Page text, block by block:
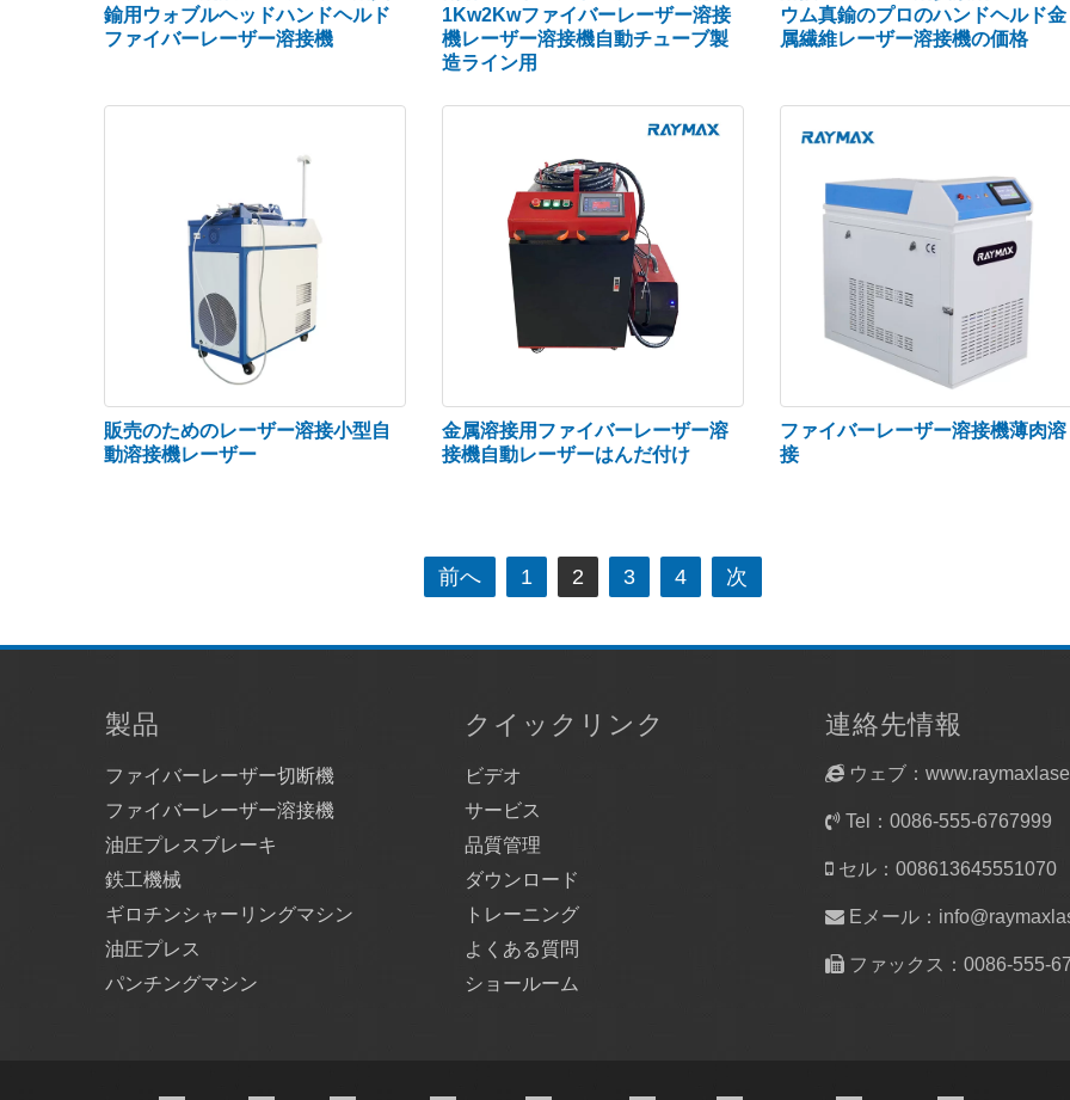
鍮用ウォブルヘッドハンドヘルド
ファイバーレーザー溶接機
1Kw2Kwファイバーレーザー溶接
機レーザー溶接機自動チューブ製
造ライン用
ウム真鍮のプロのハンドヘルド金
属繊維レーザー溶接機の価格
販売のためのレーザー溶接小型自
動溶接機レーザー
金属溶接用ファイバーレーザー溶
接機自動レーザーはんだ付け
ファイバーレーザー溶接機薄肉溶
接
ナ
ゲ
シ
ョ
ン
前へ 1 2 3 4 次
製品
ファイバーレーザー切断機
ファイバーレーザー溶接機
油圧プレスブレーキ
鉄工機械
ギロチンシャーリングマシン
油圧プレス
パンチングマシン
クイックリンク
ビデオ
サービス
品質管理
ダウンロード
トレーニング
よくある質問
ショールーム
連絡先情報
ウェブ：
Tel：0086-555-6767999
セル：008613645551070
Eメール：
ファックス：0086-555-